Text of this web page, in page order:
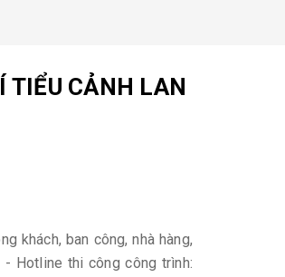
TIỂU CẢNH LAN
khách, ban công, nhà hàng,
Hotline thi công công trình: